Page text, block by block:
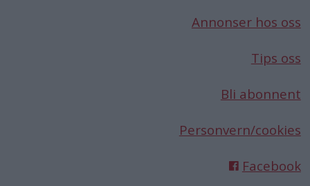
Annonser hos oss
Tips oss
Bli abonnent
Personvern/cookies
Facebook